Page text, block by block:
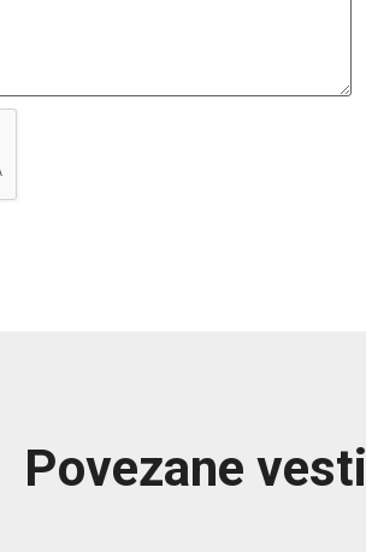
Povezane vesti